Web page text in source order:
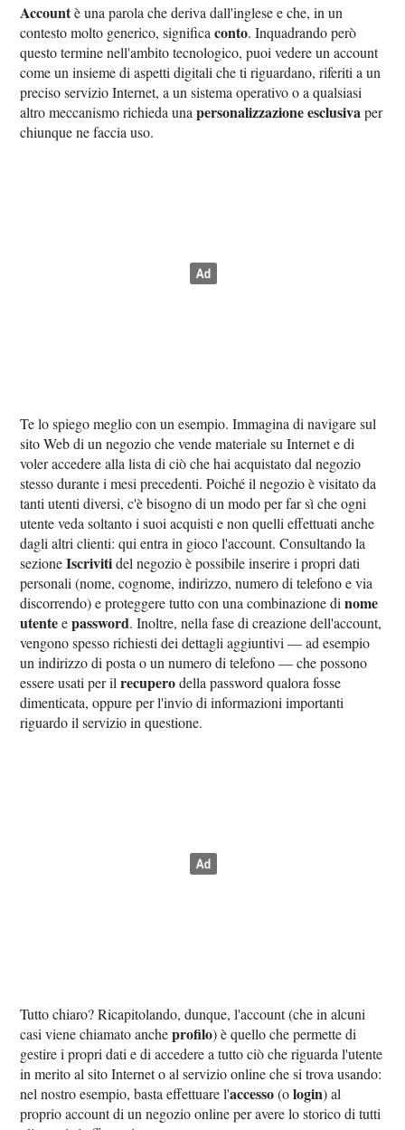
Accountè una parola che deriva dall'inglese e che, in un
contesto molto generico, significaconto. Inquadrando però
questo termine nell'ambito tecnologico, puoi vedere un account
come un insieme di aspetti digitali che ti riguardano, riferiti a un
preciso servizio Internet, a un sistema operativo o a qualsiasi
altro meccanismo richieda unapersonalizzazione esclusivaper
chiunque ne faccia uso.
Te lo spiego meglio con un esempio. Immagina di navigare sul
sito Web di un negozio che vende materiale su Internet e di
voler accedere alla lista di ciò che hai acquistato dal negozio
stesso durante i mesi precedenti. Poiché il negozio è visitato da
tanti utenti diversi, c'è bisogno di un modo per far sì che ogni
utente veda soltanto i suoi acquisti e non quelli effettuati anche
dagli altri clienti: qui entra in gioco l'account. Consultando la
sezioneIscrivitidel negozio è possibile inserire i propri dati
personali (nome, cognome, indirizzo, numero di telefono e via
discorrendo) e proteggere tutto con una combinazione dinome
utenteepassword. Inoltre, nella fase di creazione dell'account,
vengono spesso richiesti dei dettagli aggiuntivi — ad esempio
un indirizzo di posta o un numero di telefono — che possono
essere usati per ilrecuperodella password qualora fosse
dimenticata, oppure per l'invio di informazioni importanti
riguardo il servizio in questione.
Tutto chiaro? Ricapitolando, dunque, l'account (che in alcuni
casi viene chiamato ancheprofilo) è quello che permette di
gestire i propri dati e di accedere a tutto ciò che riguarda l'utente
in merito al sito Internet o al servizio online che si trova usando:
nel nostro esempio, basta effettuare l'accesso(ologin) al
proprio account di un negozio online per avere lo storico di tutti